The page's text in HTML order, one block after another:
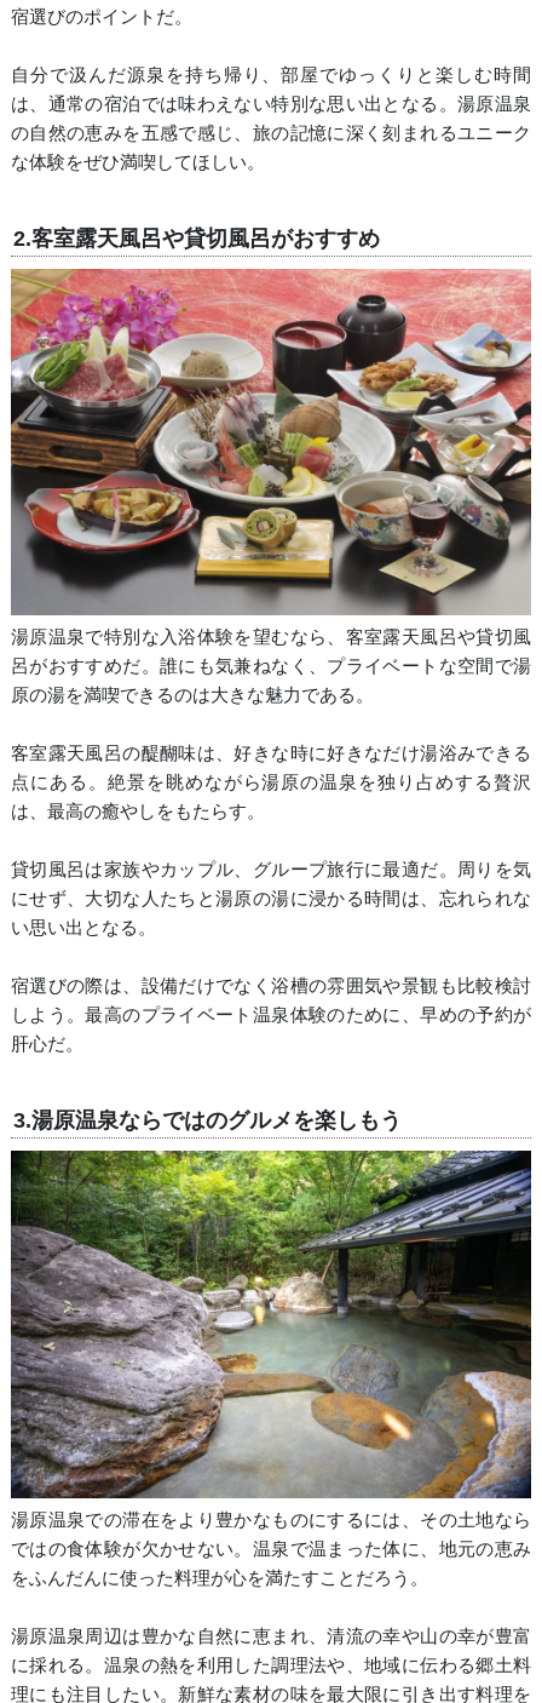
宿選びのポイントだ。
自分で汲んだ源泉を持ち帰り、部屋でゆっくりと楽しむ時間
は、通常の宿泊では味わえない特別な思い出となる。湯原温泉
の自然の恵みを五感で感じ、旅の記憶に深く刻まれるユニーク
な体験をぜひ満喫してほしい。
2.客室露天風呂や貸切風呂がおすすめ
湯原温泉で特別な入浴体験を望むなら、客室露天風呂や貸切風
呂がおすすめだ。誰にも気兼ねなく、プライベートな空間で湯
原の湯を満喫できるのは大きな魅力である。
客室露天風呂の醍醐味は、好きな時に好きなだけ湯浴みできる
点にある。絶景を眺めながら湯原の温泉を独り占めする贅沢
は、最高の癒やしをもたらす。
貸切風呂は家族やカップル、グループ旅行に最適だ。周りを気
にせず、大切な人たちと湯原の湯に浸かる時間は、忘れられな
い思い出となる。
宿選びの際は、設備だけでなく浴槽の雰囲気や景観も比較検討
しよう。最高のプライベート温泉体験のために、早めの予約が
肝心だ。
3.湯原温泉ならではのグルメを楽しもう
湯原温泉での滞在をより豊かなものにするには、その土地なら
ではの食体験が欠かせない。温泉で温まった体に、地元の恵み
をふんだんに使った料理が心を満たすことだろう。
湯原温泉周辺は豊かな自然に恵まれ、清流の幸や山の幸が豊富
に採れる。温泉の熱を利用した調理法や、地域に伝わる郷土料
理にも注目したい。新鮮な素材の味を最大限に引き出す料理を